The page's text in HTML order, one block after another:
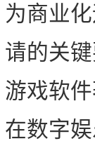
为商业
请的关
游戏软
在数字